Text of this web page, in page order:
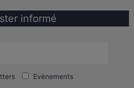
informé
Evènements